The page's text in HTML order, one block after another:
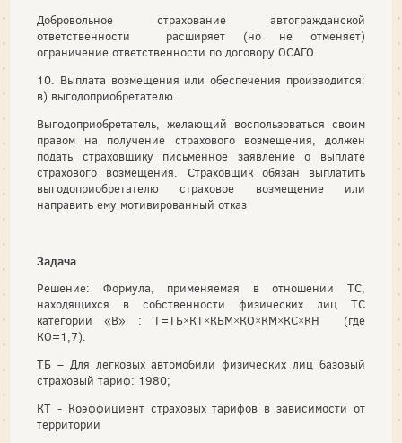
Добровольное страхование автогражданской
ответственности расширяет (но не отменяет)
ограничение ответственности по договору ОСАГО.
10. Выплата возмещения или обеспечения производится:
в) выгодоприобретателю.
Выгодоприобретатель, желающий воспользоваться своим
правом на получение страхового возмещения, должен
подать страховщику письменное заявление о выплате
страхового возмещения. Страховщик обязан выплатить
выгодоприобретателю страховое возмещение или
направить ему мотивированный отказ
Задача
Решение: Формула, применяемая в отношении ТС,
находящихся в собственности физических лиц ТС
категории «В» : Т=ТБ×КТ×КБМ×КО×КМ×КС×КН (где
КО=1,7).
ТБ – Для легковых автомобили физических лиц базовый
страховый тариф: 1980;
КТ - Коэффициент страховых тарифов в зависимости от
территории